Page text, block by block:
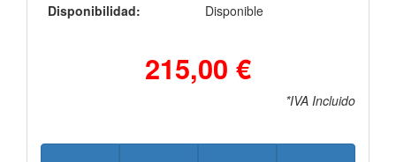
Disponibilidad:
Disponible
215,00 €
*IVA Incluido